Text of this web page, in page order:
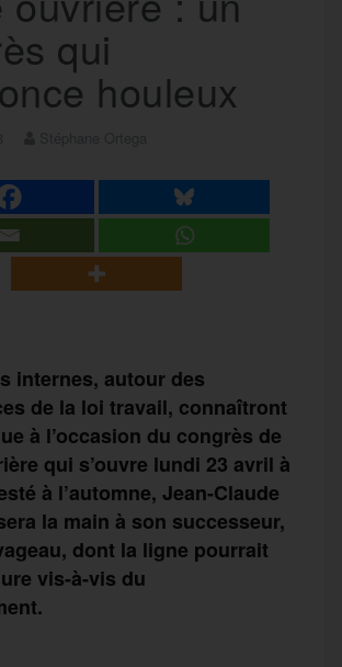
qui
houleux
internes, autour des
de la loi travail, connaîtront
à l’occasion du congrès de
qui s’ouvre lundi 23 avril à
à l’automne, Jean-Claude
la main à son successeur,
dont la ligne pourrait
vis-à-vis du